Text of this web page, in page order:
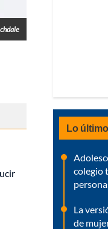
Lo último
colegio
La
de